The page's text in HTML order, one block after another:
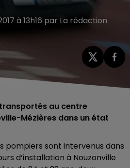
à 13h16 par La rédaction
au centre
Mézières dans un état
pompiers sont intervenus dans
d’installation à Nouzonville